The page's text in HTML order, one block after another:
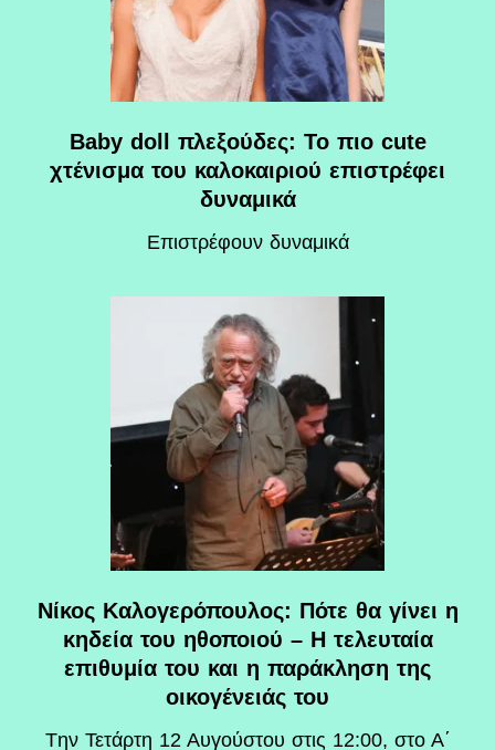
Baby doll πλεξούδες: Το πιο cute
χτένισμα του καλοκαιριού επιστρέφει
δυναμικά
Επιστρέφουν δυναμικά
Νίκος Καλογερόπουλος: Πότε θα γίνει η
κηδεία του ηθοποιού – Η τελευταία
επιθυμία του και η παράκληση της
οικογένειάς του
Tην Τετάρτη 12 Αυγούστου στις 12:00, στο Α΄